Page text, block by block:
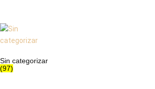
Sin categorizar
(97)